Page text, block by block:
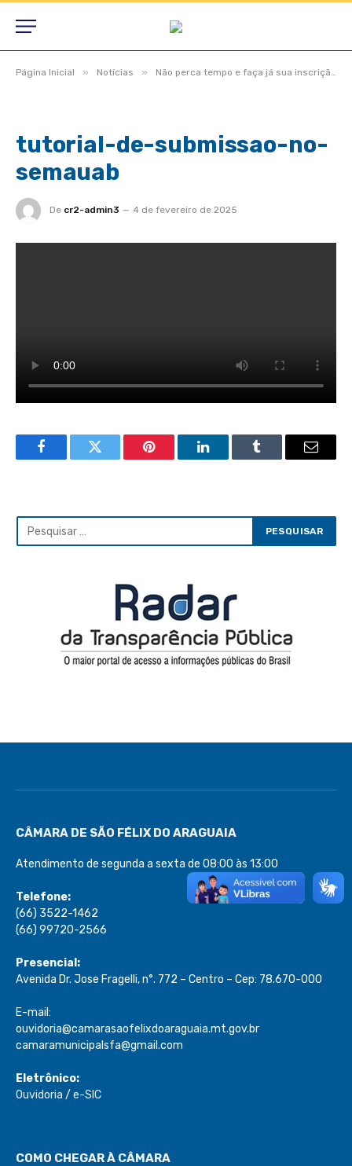
Página Inicial » Notícias » Não perca tempo e faça já sua inscrição e envie seu trabalho de Comunicação Oral na 1ª SEMAUAB de São Felix do Araguaia.
tutorial-de-submissao-no-
semauab
De cr2-admin3 4 de fevereiro de 2025
FacebookTwitter Pinterest LinkedInTumblr Email
CÂMARA DE SÃO FÉLIX DO ARAGUAIA
Atendimento de segunda a sexta de 08:00 às 13:00
Telefone:
(66) 3522-1462
(66) 99720-2566
Presencial:
Avenida Dr. Jose Fragelli, n°. 772 – Centro – Cep: 78.670-000
E-mail:
ouvidoria@camarasaofelixdoaraguaia.mt.gov.br
camaramunicipalsfa@gmail.com
Eletrônico:
Ouvidoria / e-SIC
COMO CHEGAR À CÂMARA